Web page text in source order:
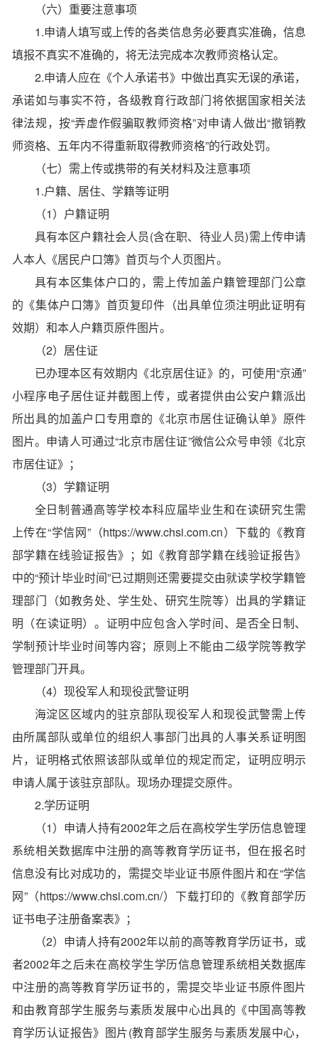
（六）重要注意事项
1.申请人填写或上传的各类信息务必要真实准确，信息
填报不真实不准确的，将无法完成本次教师资格认定。
2.申请人应在《个人承诺书》中做出真实无误的承诺，
承诺如与事实不符，各级教育行政部门将依据国家相关法
律法规，按“弄虚作假骗取教师资格”对申请人做出“撤销教
师资格、五年内不得重新取得教师资格”的行政处罚。
（七）需上传或携带的有关材料及注意事项
1.户籍、居住、学籍等证明
（1）户籍证明
具有本区户籍社会人员(含在职、待业人员)需上传申请
人本人《居民户口簿》首页与个人页图片。
具有本区集体户口的，需上传加盖户籍管理部门公章
的《集体户口簿》首页复印件（出具单位须注明此证明有
效期）和本人户籍页原件图片。
（2）居住证
已办理本区有效期内《北京居住证》的，可使用“京通”
小程序电子居住证并截图上传，或者提供由公安户籍派出
所出具的加盖户口专用章的《北京市居住证确认单》原件
图片。申请人可通过“北京市居住证”微信公众号申领《北京
市居住证》；
（3）学籍证明
全日制普通高等学校本科应届毕业生和在读研究生需
上传在“学信网”（https://www.chsi.com.cn）下载的《教育
部学籍在线验证报告》；如《教育部学籍在线验证报告》
中的“预计毕业时间”已过期则还需要提交由就读学校学籍管
理部门（如教务处、学生处、研究生院等）出具的学籍证
明（在读证明）。证明中应包含入学时间、是否全日制、
学制预计毕业时间等内容；原则上不能由二级学院等教学
管理部门开具。
（4）现役军人和现役武警证明
海淀区区域内的驻京部队现役军人和现役武警需上传
由所属部队或单位的组织人事部门出具的人事关系证明图
片，证明格式依照该部队或单位的规定而定，证明应明示
申请人属于该驻京部队。现场办理提交原件。
2.学历证明
（1）申请人持有2002年之后在高校学生学历信息管理
系统相关数据库中注册的高等教育学历证书，但在报名时
信息没有比对成功的，需提交毕业证书原件图片和在“学信
网”（https://www.chsi.com.cn/）下载打印的《教育部学历
证书电子注册备案表》；
（2）申请人持有2002年以前的高等教育学历证书，或
者2002年之后未在高校学生学历信息管理系统相关数据库
中注册的高等教育学历证书的，需提交毕业证书原件图片
和由教育部学生服务与素质发展中心出具的《中国高等教
育学历认证报告》图片(教育部学生服务与素质发展中心，